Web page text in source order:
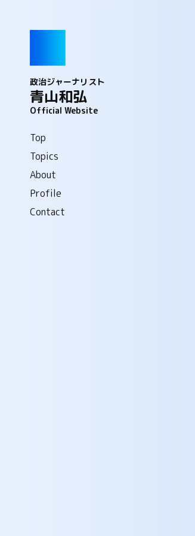
政治ジャーナリスト
青山和弘
Official Website
Top
Topics
About
Profile
Contact